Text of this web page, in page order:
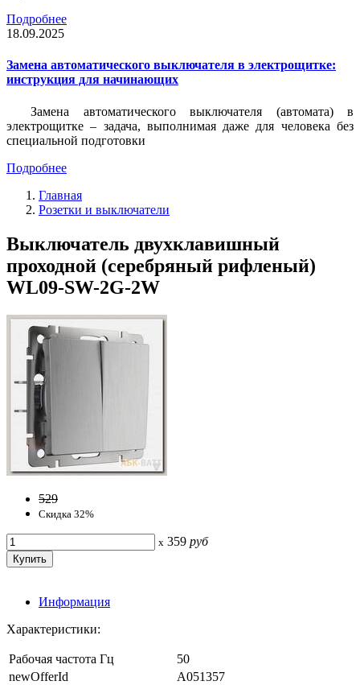
Подробнее
18.09.2025
Замена автоматического выключателя в электрощитке:
инструкция для начинающих
Замена автоматического выключателя (автомата) в
электрощитке – задача, выполнимая даже для человека без
специальной подготовки
Подробнее
Главная
Розетки и выключатели
Выключатель двухклавишный
проходной (cеребряный рифленый)
WL09-SW-2G-2W
529
Скидка 32%
x 359 руб
Информация
Характеристики:
Рабочая частота Гц
50
newOfferId
A051357